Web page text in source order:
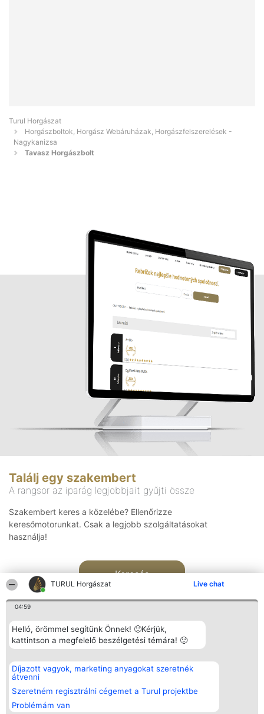
TURUL Horgászat Live chat
04:59
Helló, örömmel segítünk Önnek! 🙂Kérjük,
kattintson a megfelelő beszélgetési témára! 🙂
Díjazott vagyok, marketing anyagokat szeretnék
átvenni
Szeretném regisztrálni cégemet a Turul projektbe
Problémám van
Turul Horgászat
Horgászboltok, Horgász Webáruházak, Horgászfelszerelések -
Nagykanizsa
Tavasz Horgászbolt
Találj egy szakembert
A rangsor az iparág legjobbjait gyűjti össze
Szakembert keres a közelébe? Ellenőrizze
keresőmotorunkat. Csak a legjobb szolgáltatásokat
használja!
Keresés
Rangsorszervező
SC Beautiful Company S.R.L.
Bulevardul Aleea Timișul De
Sus Nr. 2, Bl. A30, Sc. A, Et.
4, Ap. 13
Bukarest 53-238
Népszavazás
Nyertesek
listája
Elérhetőség
Elérhetőség